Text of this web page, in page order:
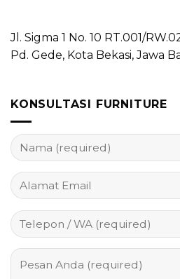
Jl. Sigma 1 No. 10 RT.001/
Pd. Gede, Kota Bekasi, Jawa
KONSULTASI FURNITURE